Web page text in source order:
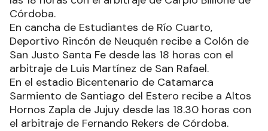
Córdoba.
En cancha de Estudiantes de Río Cuarto,
Deportivo Rincón de Neuquén recibe a Colón de
San Justo Santa Fe desde las 18 horas con el
arbitraje de Luis Martínez de San Rafael.
En el estadio Bicentenario de Catamarca
Sarmiento de Santiago del Estero recibe a Altos
Hornos Zapla de Jujuy desde las 18.30 horas con
el arbitraje de Fernando Rekers de Córdoba.